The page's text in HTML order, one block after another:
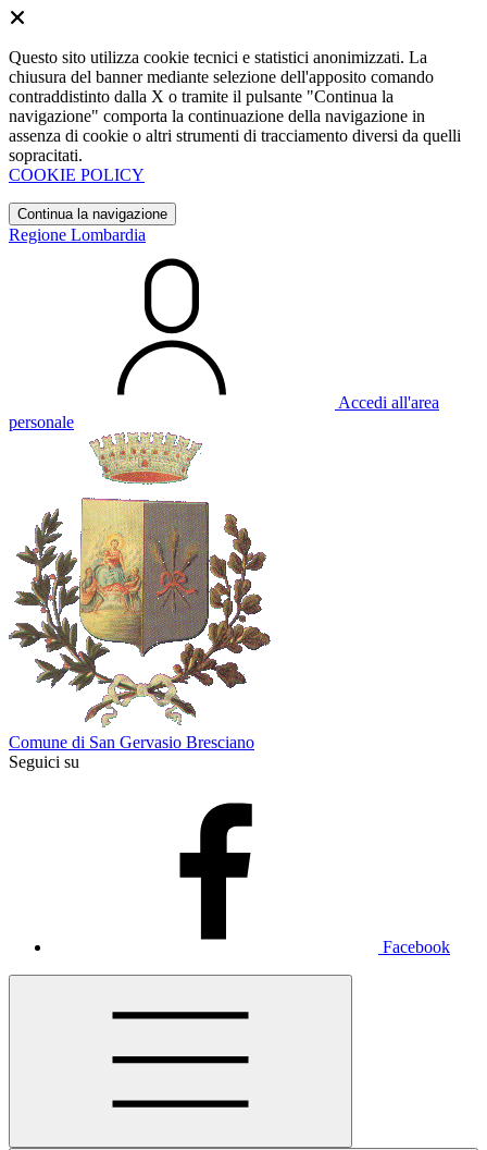
Questo sito utilizza cookie tecnici e statistici anonimizzati. La
chiusura del banner mediante selezione dell'apposito comando
contraddistinto dalla X o tramite il pulsante "Continua la
navigazione" comporta la continuazione della navigazione in
assenza di cookie o altri strumenti di tracciamento diversi da quelli
sopracitati.
COOKIE POLICY
Continua la navigazione
Regione Lombardia
Accedi all'area
personale
Comune di San Gervasio Bresciano
Seguici su
Facebook